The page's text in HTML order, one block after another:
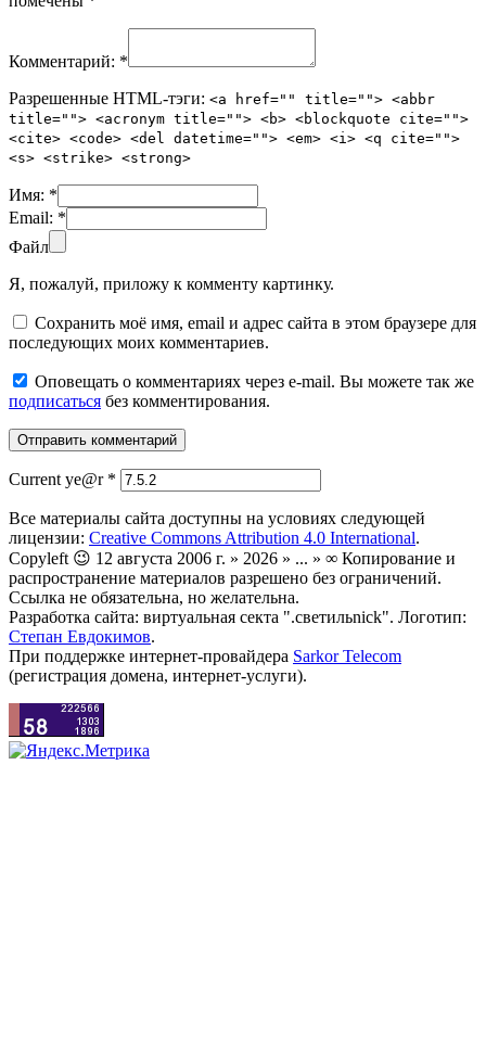
Комментарий: *
Разрешенные HTML-тэги: <a href="" title=""> <abbr
title=""> <acronym title=""> <b> <blockquote cite="">
<cite> <code> <del datetime=""> <em> <i> <q cite="">
<s> <strike> <strong>
Имя: *
Email: *
Файл
Я, пожалуй, приложу к комменту картинку.
Сохранить моё имя, email и адрес сайта в этом браузере для
последующих моих комментариев.
Оповещать о комментариях через e-mail. Вы можете так же
подписаться без комментирования.
Current ye@r *
Все материалы сайта доступны на условиях следующей
лицензии: Creative Commons Attribution 4.0 International.
Copyleft 😉 12 августа 2006 г. » 2026 » ... » ∞ Копирование и
распространение материалов разрешено без ограничений.
Ссылка не обязательна, но желательна.
Разработка сайта: виртуальная секта ".светильnick". Логотип:
Степан Евдокимов.
При поддержке интернет-провайдера Sarkor Telecom
(регистрация домена, интернет-услуги).